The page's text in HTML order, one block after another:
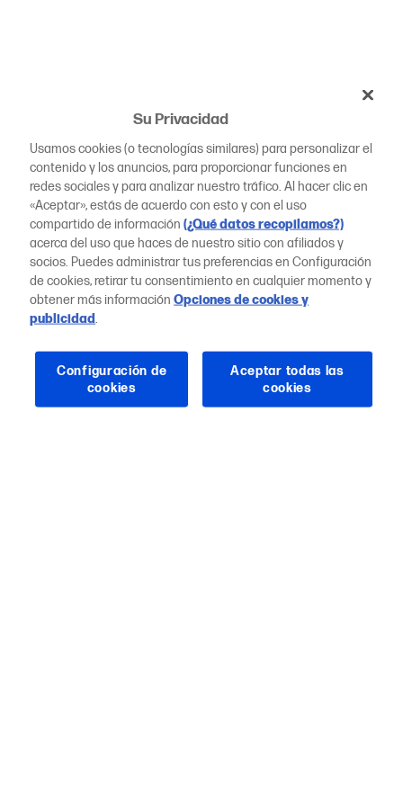
Su Privacidad
Usamos cookies (o tecnologías similares) para personalizar el
contenido y los anuncios, para proporcionar funciones en
redes sociales y para analizar nuestro tráfico. Al hacer clic en
«Aceptar», estás de acuerdo con esto y con el uso
compartido de información(¿Qué datos recopilamos?)
acerca del uso que haces de nuestro sitio con afiliados y
socios. Puedes administrar tus preferencias en Configuración
de cookies, retirar tu consentimiento en cualquier momento y
obtener más informaciónOpciones de cookies y
publicidad.
Configuración de
cookies
Aceptar todas las
cookies